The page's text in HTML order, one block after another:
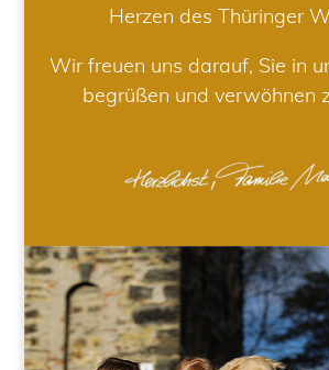
Herzen des Thüringer
Wir freuen uns darauf, Sie in
begrüßen und verwöhnen